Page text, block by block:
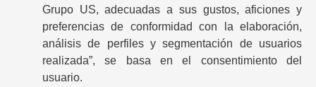
Grupo US, adecuadas a sus gustos, aficiones y
preferencias de conformidad con la elaboración,
análisis de perfiles y segmentación de usuarios
realizada”, se basa en el consentimiento del
usuario.